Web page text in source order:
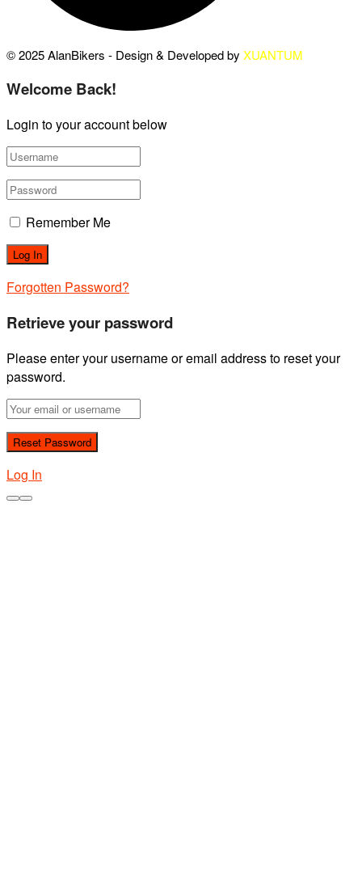
© 2025 AlanBikers - Design & Developed by XUANTUM
Welcome Back!
Login to your account below
Remember Me
Forgotten Password?
Retrieve your password
Please enter your username or email address to reset your
password.
Log In